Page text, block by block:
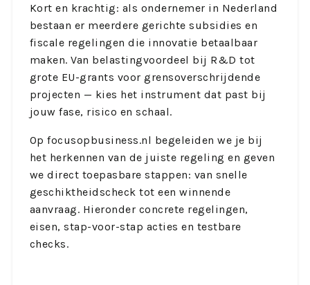
Kort en krachtig: als ondernemer in Nederland
bestaan er meerdere gerichte subsidies en
fiscale regelingen die innovatie betaalbaar
maken. Van belastingvoordeel bij R&D tot
grote EU-grants voor grensoverschrijdende
projecten — kies het instrument dat past bij
jouw fase, risico en schaal.
Op focusopbusiness.nl begeleiden we je bij
het herkennen van de juiste regeling en geven
we direct toepasbare stappen: van snelle
geschiktheidscheck tot een winnende
aanvraag. Hieronder concrete regelingen,
eisen, stap-voor-stap acties en testbare
checks.